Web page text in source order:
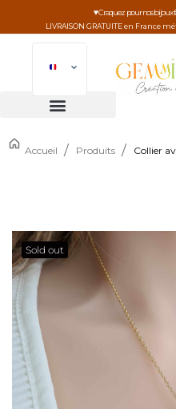
♥ Craquez pour nos bijoux
LIVRAISON GRATUITE en France
Accueil / Produits / Collier
Sold out